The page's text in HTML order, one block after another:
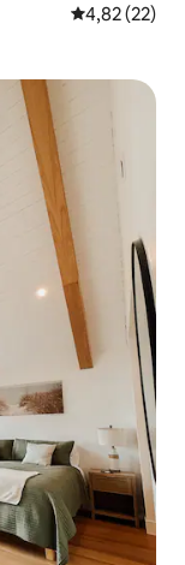
Prosječna
4,82 (22)